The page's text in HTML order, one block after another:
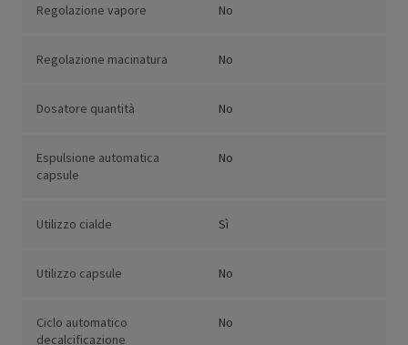
Regolazione vapore No
Regolazione macinatura No
Dosatore quantità No
Espulsione automatica
capsule
No
Utilizzo cialde Sì
Utilizzo capsule No
Ciclo automatico
decalcificazione
No